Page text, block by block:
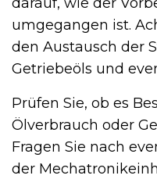
umgegangen ist.
den Austausch der
Getriebeöls und
Prüfen Sie, ob es
Ölverbrauch oder
Fragen Sie nach
der